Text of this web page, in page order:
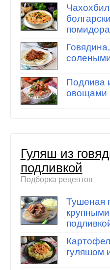
Подлива
овощами
Гуляш из
подливкой
Подборка рецептов
Тушеная
гуляшом